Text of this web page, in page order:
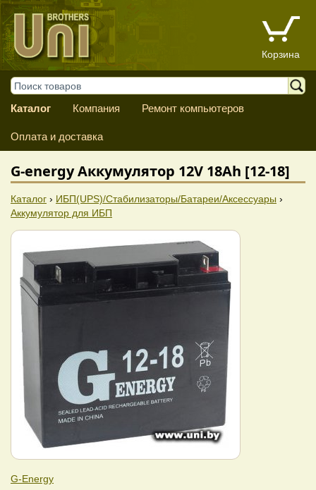
Корзина
Каталог Компания Ремонт компьютеров
Оплата и доставка
G-energy Аккумулятор 12V 18Ah [12-18]
Каталог › ИБП(UPS)/Стабилизаторы/Батареи/Аксессуары ›
Аккумулятор для ИБП
G-Energy